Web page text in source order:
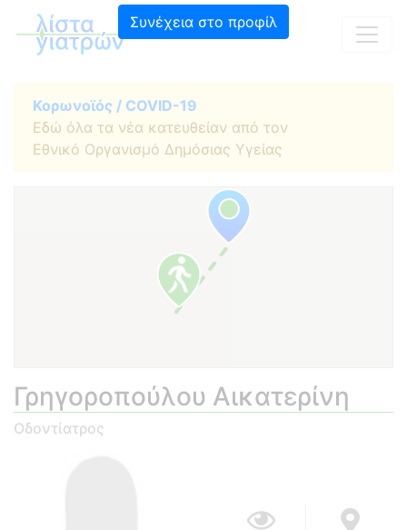
Συνέχεια στο προφίλ
Κορωνοϊός / COVID-19
Εδώ όλα τα νέα κατευθείαν από τον
Εθνικό Οργανισμό Δημόσιας Υγείας
Γρηγοροπούλου Αικατερίνη
Οδοντίατρος